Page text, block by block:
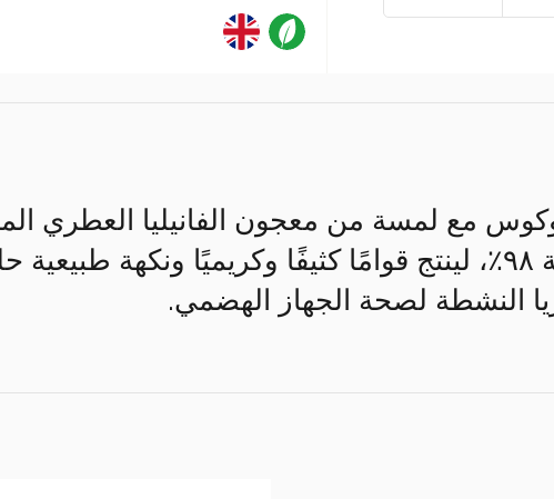
مع لمسة من معجون الفانيليا العطري
جوز الهند الطبيعي بنسبة ٩٨٪، لينتج قوامًا كثيفًا وكريميًا ونكهة
النشطة لصحة الجهاز الهضمي.